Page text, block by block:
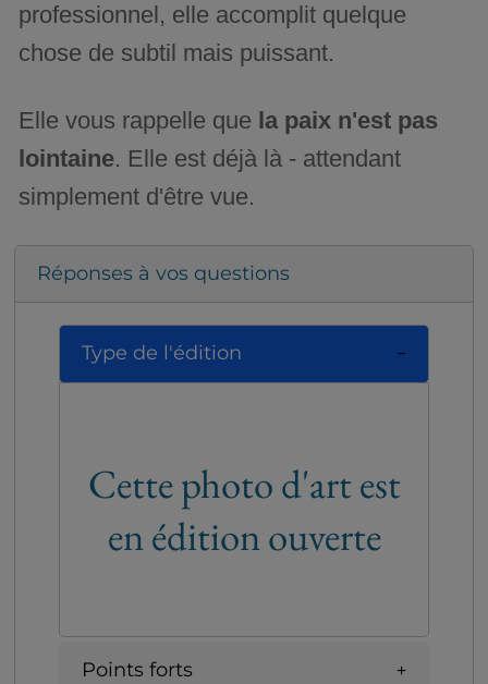
professionnel, elle accomplit quelque
chose de subtil mais puissant.
Elle vous rappelle que la paix n'est pas
lointaine. Elle est déjà là - attendant
simplement d'être vue.
Réponses à vos questions
Type de l'édition
Cette photo d'art est
en édition ouverte
Points forts